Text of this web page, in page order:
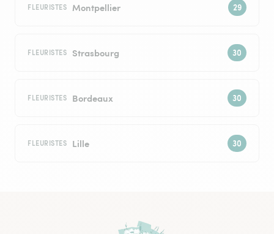
FLEURISTES Montpellier
FLEURISTES Strasbourg
FLEURISTES Bordeaux
FLEURISTES Lille